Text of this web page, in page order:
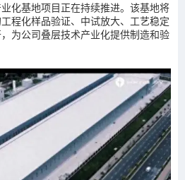
化基地项目正在持续推进。该基地将
程化样品验证、中试放大、工艺稳定
为公司叠层技术产业化提供制造和验